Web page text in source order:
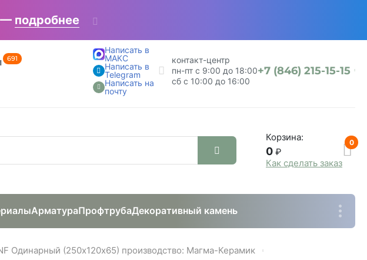
— подробнее
691
Написать в
МАКС
Написать в
Telegram
Написать на
почту
контакт-центр
пн-пт с 9:00 до 18:00
сб с 10:00 до 16:00
+7 (846) 215-15-15
Корзина:
0 ₽
Как сделать заказ
0
АрматураПрофтрубаДекоративный камень
(250х120х65) производство: Магма-Керамик